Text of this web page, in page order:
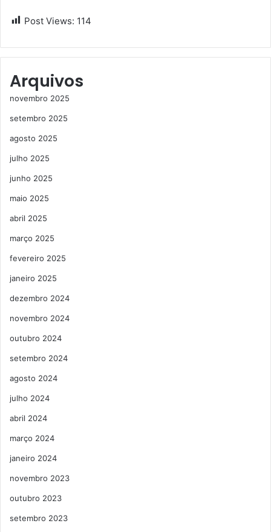
Post Views: 114
Arquivos
novembro 2025
setembro 2025
agosto 2025
julho 2025
junho 2025
maio 2025
abril 2025
março 2025
fevereiro 2025
janeiro 2025
dezembro 2024
novembro 2024
outubro 2024
setembro 2024
agosto 2024
julho 2024
abril 2024
março 2024
janeiro 2024
novembro 2023
outubro 2023
setembro 2023